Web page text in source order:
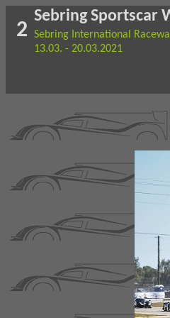
2
Sebring Sportscar
Sebring International
13.03. - 20.03.2021